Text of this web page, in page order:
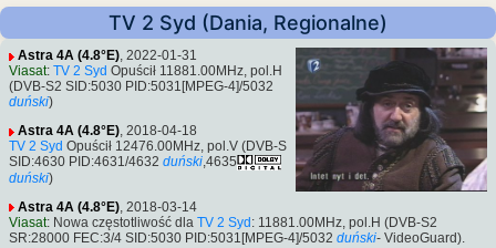
TV 2 Syd (Dania, Regionalne)
Astra 4A (4.8°E), 2022-01-31
Viasat: TV 2 Syd Opuścił 11881.00MHz, pol.H
(DVB-S2 SID:5030 PID:5031[MPEG-4]/5032
duński)
Astra 4A (4.8°E), 2018-04-18
TV 2 Syd Opuścił 12476.00MHz, pol.V (DVB-S
SID:4630 PID:4631/4632 duński,4635
duński)
Astra 4A (4.8°E), 2018-03-14
Viasat: Nowa częstotliwość dla TV 2 Syd : 11881.00MHz, pol.H (DVB-S2
SR:28000 FEC:3/4 SID:5030 PID:5031[MPEG-4]/5032 duński- VideoGuard).